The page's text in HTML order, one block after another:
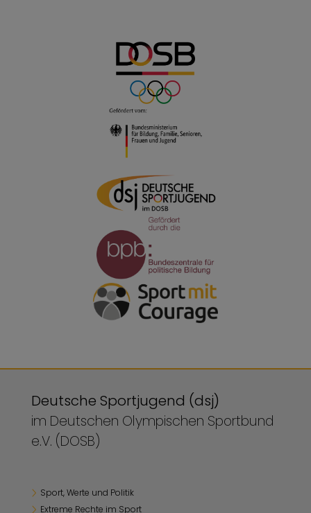
Deutsche Sportjugend (dsj)
im Deutschen Olympischen Sportbund
e.V. (DOSB)
Sport, Werte und Politik
Extreme Rechte im Sport